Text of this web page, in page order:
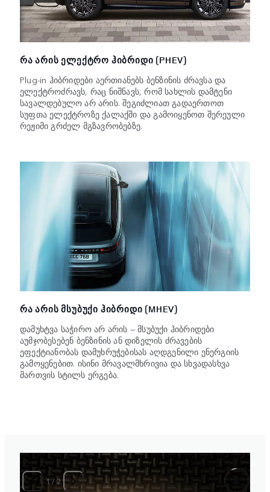
ᲠᲐ ᲐᲠᲘᲡ ᲔᲚᲔᲥᲢᲠᲝ ᲰᲘᲑᲠᲘᲓᲘ (PHEV)
Plug-in ჰიბრიდები აერთიანებს ბენზინის ძრავსა და
ელექტროძრავს, რაც ნიშნავს, რომ სახლის დამტენი
სავალდებულო არ არის. შეგიძლიათ გადაერთოთ
სუფთა ელექტროზე ქალაქში და გამოიყენოთ შერეული
რეჟიმი გრძელ მგზავრობებზე.
ᲠᲐ ᲐᲠᲘᲡ ᲛᲡᲣᲑᲣᲥᲘ ᲰᲘᲑᲠᲘᲓᲘ (MHEV)
დამუხტვა საჭირო არ არის — მსუბუქი ჰიბრიდები
აუმჯობესებენ ბენზინის ან დიზელის ძრავების
ეფექტიანობას დამუხრუჭებისას აღდგენილი ენერგიის
გამოყენებით. ისინი მრავალმხრივია და სხვადასხვა
მართვის სტილს ერგება.
2/ 2